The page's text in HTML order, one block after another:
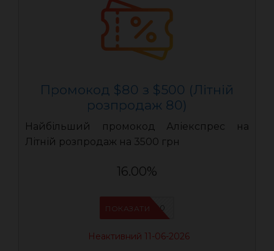
Промокод $80 з $500 (Літній
розпродаж 80)
Найбільший промокод Аліекспрес на
Літній розпродаж на 3500 грн
16.00%
LR80
ПОКАЗАТИ
Неактивний 11-06-2026